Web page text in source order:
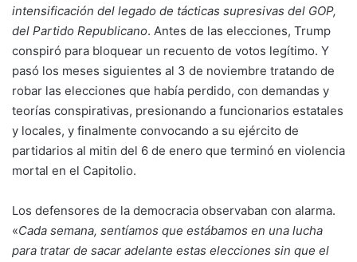
intensificación del legado de tácticas supresivas del GOP,
del Partido Republicano. Antes de las elecciones, Trump
conspiró para bloquear un recuento de votos legítimo. Y
pasó los meses siguientes al 3 de noviembre tratando de
robar las elecciones que había perdido, con demandas y
teorías conspirativas, presionando a funcionarios estatales
y locales, y finalmente convocando a su ejército de
partidarios al mitin del 6 de enero que terminó en violencia
mortal en el Capitolio.
Los defensores de la democracia observaban con alarma.
«Cada semana, sentíamos que estábamos en una lucha
para tratar de sacar adelante estas elecciones sin que el